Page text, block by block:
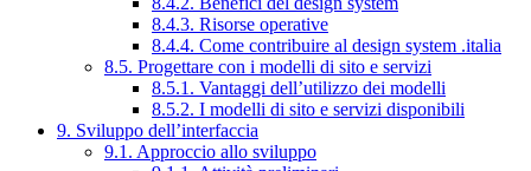
8.4.3. Risorse operative
8.4.4. Come contribuire al design system .italia
8.5. Progettare con i modelli di sito e servizi
8.5.1. Vantaggi dell’utilizzo dei modelli
8.5.2. I modelli di sito e servizi disponibili
9. Sviluppo dell’interfaccia
9.1. Approccio allo sviluppo